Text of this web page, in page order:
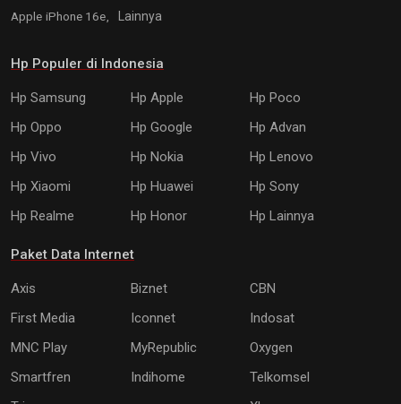
Apple iPhone 16e,
Lainnya
Hp Populer di Indonesia
Hp Samsung Hp Apple
Hp Poco
Hp Oppo
Hp Google
Hp Advan
Hp Vivo
Hp Nokia
Hp Lenovo
Hp Xiaomi
Hp Huawei
Hp Sony
Hp Realme
Hp Honor Hp Lainnya
Paket Data Internet
Axis Biznet
CBN
First Media
Iconnet
Indosat
MNC Play
MyRepublic
Oxygen
Smartfren
Indihome
Telkomsel